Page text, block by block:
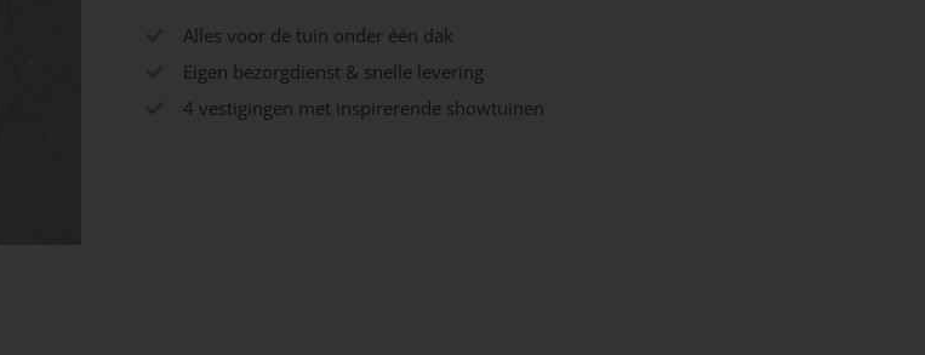
Alles voor de tuin onder één dak
Eigen bezorgdienst & snelle levering
4 vestigingen met inspirerende showtuinen